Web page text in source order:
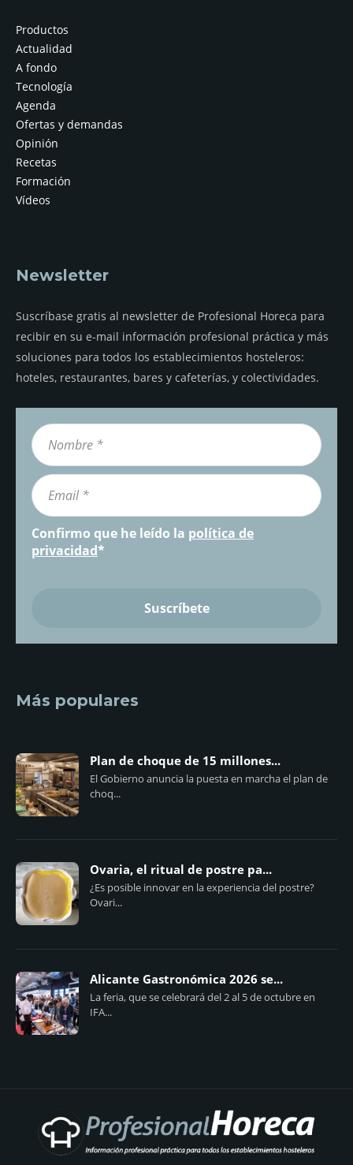
Productos
Actualidad
A fondo
Tecnología
Agenda
Ofertas y demandas
Opinión
Recetas
Formación
Vídeos
Newsletter
Suscríbase gratis al newsletter de Profesional Horeca para
recibir en su e-mail información profesional práctica y más
soluciones para todos los establecimientos hosteleros:
hoteles, restaurantes, bares y cafeterías, y colectividades.
Confirmo que he leído la política de
privacidad*
Más populares
Plan de choque de 15 millones...
El Gobierno anuncia la puesta en marcha el plan de
choq...
Ovaria, el ritual de postre pa...
¿Es posible innovar en la experiencia del postre?
Ovari...
Alicante Gastronómica 2026 se...
La feria, que se celebrará del 2 al 5 de octubre en
IFA...